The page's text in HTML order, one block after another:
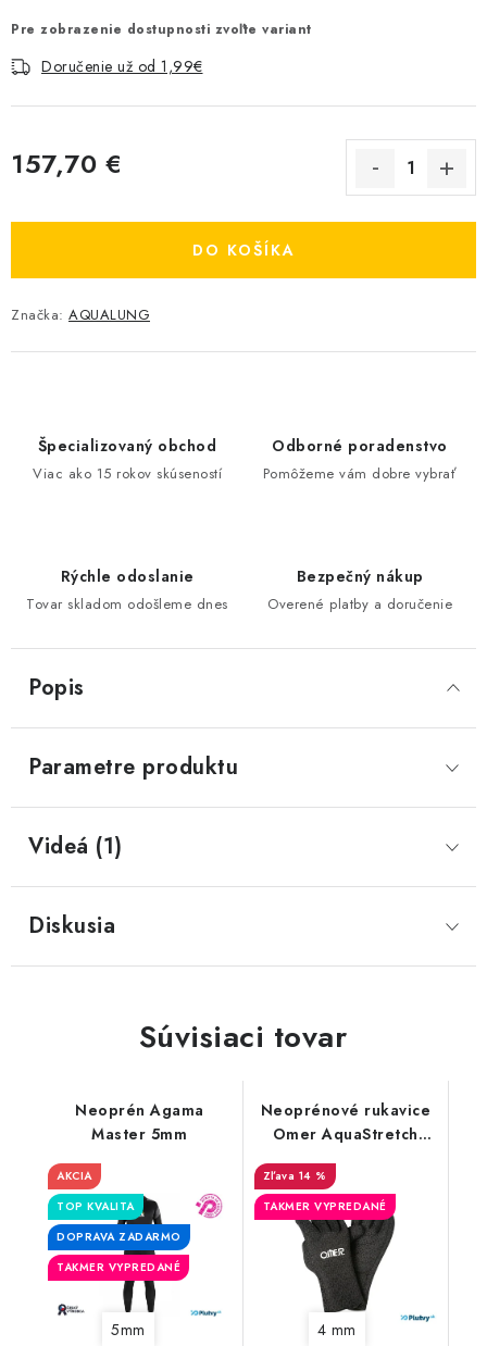
Pre zobrazenie dostupnosti zvoľte variant
Doručenie už od 1,99€
157,70 €
DO KOŠÍKA
Značka: AQUALUNG
Špecializovaný obchod
Viac ako 15 rokov skúseností
Odborné poradenstvo
Pomôžeme vám dobre vybrať
Rýchle odoslanie
Tovar skladom odošleme dnes
Bezpečný nákup
Overené platby a doručenie
Popis
Parametre produktu
Videá (1)
Diskusia
Súvisiaci tovar
Neoprén Agama
Master 5mm
AKCIA
TOP KVALITA
DOPRAVA ZADARMO
TAKMER VYPREDANÉ
5mm
Neoprénové rukavice
Omer AquaStretch
4mm
14 %
TAKMER VYPREDANÉ
4 mm